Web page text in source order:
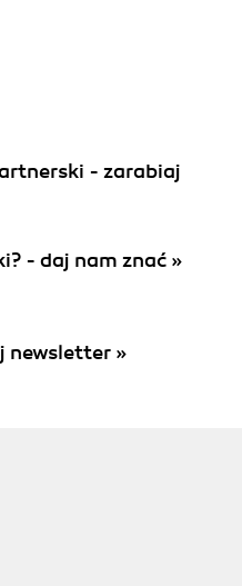
- zarabiaj
- daj nam znać »
newsletter »